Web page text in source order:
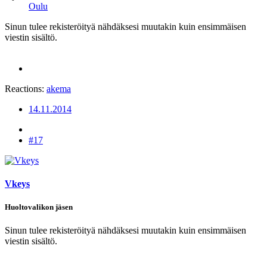
Oulu
Sinun tulee rekisteröityä nähdäksesi muutakin kuin ensimmäisen
viestin sisältö.
Reactions: akema
14.11.2014
#17
Vkeys
Huoltovalikon jäsen
Sinun tulee rekisteröityä nähdäksesi muutakin kuin ensimmäisen
viestin sisältö.